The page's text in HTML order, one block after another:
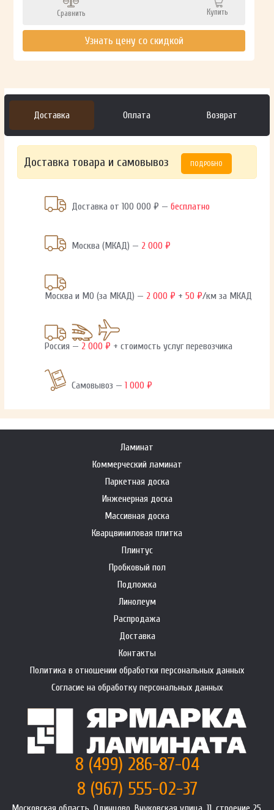
Сравнить Купить
Узнать цену со скидкой
Доставка Оплата Возврат
Доставка товара и самовывоз ПОДРОБНО
Доставка от 100 000 ₽ —бесплатно
Москва (МКАД) — 2 000 ₽
Москва и МО (за МКАД) — 2 000 ₽ +50 ₽/км за МКАД
Россия — 2 000 ₽ + стоимость услуг перевозчика
Самовывоз —1 000 ₽
Ламинат
Коммерческий ламинат
Паркетная доска
Инженерная доска
Массивная доска
Кварцвиниловая плитка
Плинтус
Пробковый пол
Подложка
Линолеум
Распродажа
Доставка
Контакты
Политика в отношении обработки персональных данных
Согласие на обработку персональных данных
8 (499) 286-87-04
8 (967) 555-02-37